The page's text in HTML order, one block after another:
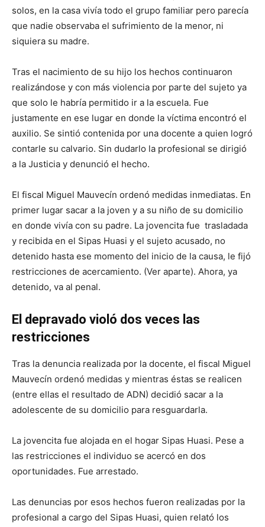
solos, en la casa vivía todo el grupo familiar pero parecía
que nadie observaba el sufrimiento de la menor, ni
siquiera su madre.
Tras el nacimiento de su hijo los hechos continuaron
realizándose y con más violencia por parte del sujeto ya
que solo le habría permitido ir a la escuela. Fue
justamente en ese lugar en donde la víctima encontró el
auxilio. Se sintió contenida por una docente a quien logró
contarle su calvario. Sin dudarlo la profesional se dirigió
a la Justicia y denunció el hecho.
El fiscal Miguel Mauvecín ordenó medidas inmediatas. En
primer lugar sacar a la joven y a su niño de su domicilio
en donde vivía con su padre. La jovencita fue trasladada
y recibida en el Sipas Huasi y el sujeto acusado, no
detenido hasta ese momento del inicio de la causa, le fijó
restricciones de acercamiento. (Ver aparte). Ahora, ya
detenido, va al penal.
El depravado violó dos veces las
restricciones
Tras la denuncia realizada por la docente, el fiscal Miguel
Mauvecín ordenó medidas y mientras éstas se realicen
(entre ellas el resultado de ADN) decidió sacar a la
adolescente de su domicilio para resguardarla.
La jovencita fue alojada en el hogar Sipas Huasi. Pese a
las restricciones el individuo se acercó en dos
oportunidades. Fue arrestado.
Las denuncias por esos hechos fueron realizadas por la
profesional a cargo del Sipas Huasi, quien relató los